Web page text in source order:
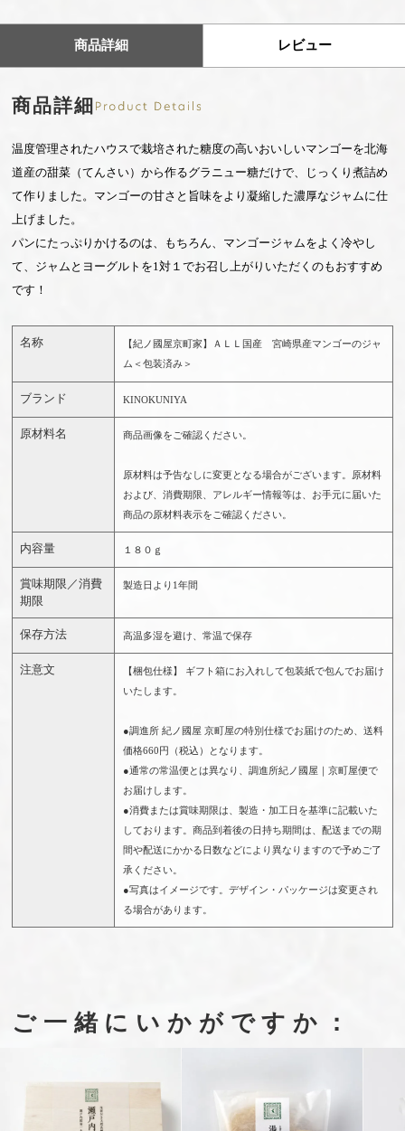
商品詳細 レビュー
商品詳細
温度管理されたハウスで栽培された糖度の高いおいしいマンゴーを北海
道産の甜菜（てんさい）から作るグラニュー糖だけで、じっくり煮詰め
て作りました。マンゴーの甘さと旨味をより凝縮した濃厚なジャムに仕
上げました。
パンにたっぷりかけるのは、もちろん、マンゴージャムをよく冷やし
て、ジャムとヨーグルトを1対１でお召し上がりいただくのもおすすめ
です！
名称
【紀ノ國屋京町家】ＡＬＬ国産 宮崎県産マンゴーのジャ
ム＜包装済み＞
ブランド KINOKUNIYA
原材料名 商品画像をご確認ください。
原材料は予告なしに変更となる場合がございます。原材料
および、消費期限、アレルギー情報等は、お手元に届いた
商品の原材料表示をご確認ください。
内容量 １８０ｇ
賞味期限／消費
期限
製造日より1年間
保存方法 高温多湿を避け、常温で保存
注意文
【梱包仕様】 ギフト箱にお入れして包装紙で包んでお届け
いたします。
●調進所 紀ノ國屋 京町屋の特別仕様でお届けのため、送料
価格660円（税込）となります。
●通常の常温便とは異なり、調進所紀ノ國屋｜京町屋便で
お届けします。
●消費または賞味期限は、製造・加工日を基準に記載いた
しております。商品到着後の日持ち期間は、配送までの期
間や配送にかかる日数などにより異なりますので予めご了
承ください。
●写真はイメージです。デザイン・パッケージは変更され
る場合があります。
ご一緒にいかがですか：